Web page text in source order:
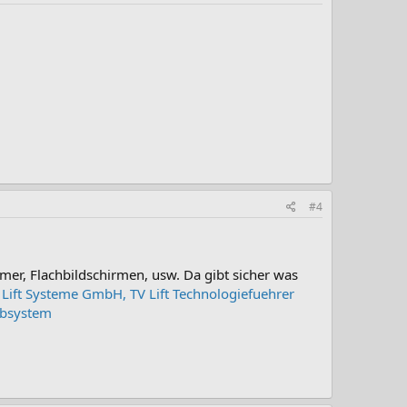
#4
Flachbildschirmen, usw. Da gibt sicher was
Systeme GmbH, TV Lift Technologiefuehrer